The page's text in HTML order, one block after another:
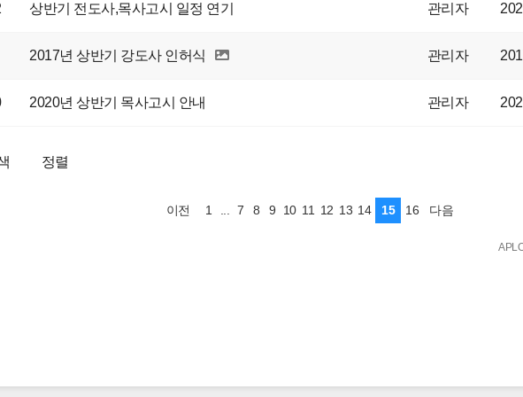
상반기 전도사,목사고시 일정 연기 관리자
2017년 상반기 강도사 인허식 관리자
2020년 상반기 목사고시 안내 관리자
정렬
이전 1 7 8 9 10 11 12 13 14 15 16 다음